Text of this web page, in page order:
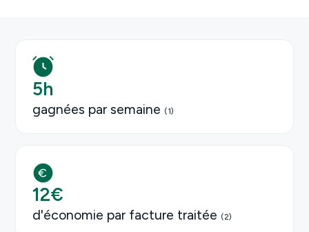
5h
gagnées par semaine (1)
12€
d'économie par facture traitée (2)